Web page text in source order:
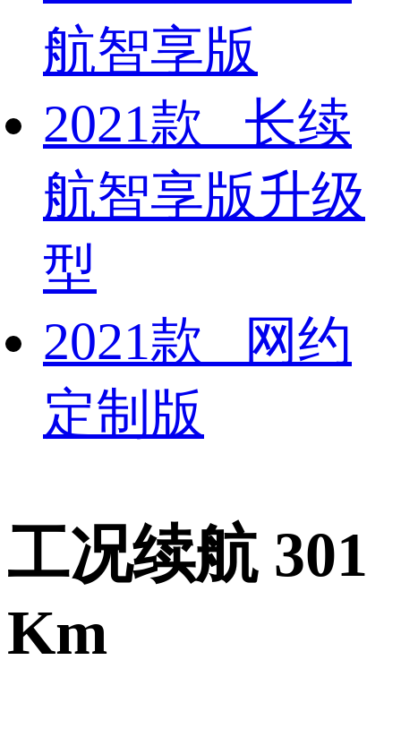
航智享版
2021款 长续
航智享版升级
型
2021款 网约
定制版
工况续航 301
Km